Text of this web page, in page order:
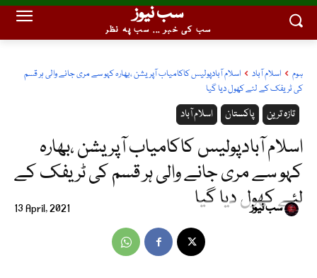
سب نیوز
سب کی خبر ... سب پہ نظر
ہوم اسلام آباد
اسلام آبادپولیس کاکامیاب آپریشن ،بھارہ کہو سے مری جانے والی ہر قسم
کی ٹریفک کے لئے کھول دیا گیا
اسلام آباد پاکستان تازہ ترین
اسلام آبادپولیس کاکامیاب آپریشن ،بھارہ
کہو سے مری جانے والی ہر قسم کی ٹریفک کے
لئے کھول دیا گیا
13 April, 2021 سب نیوز